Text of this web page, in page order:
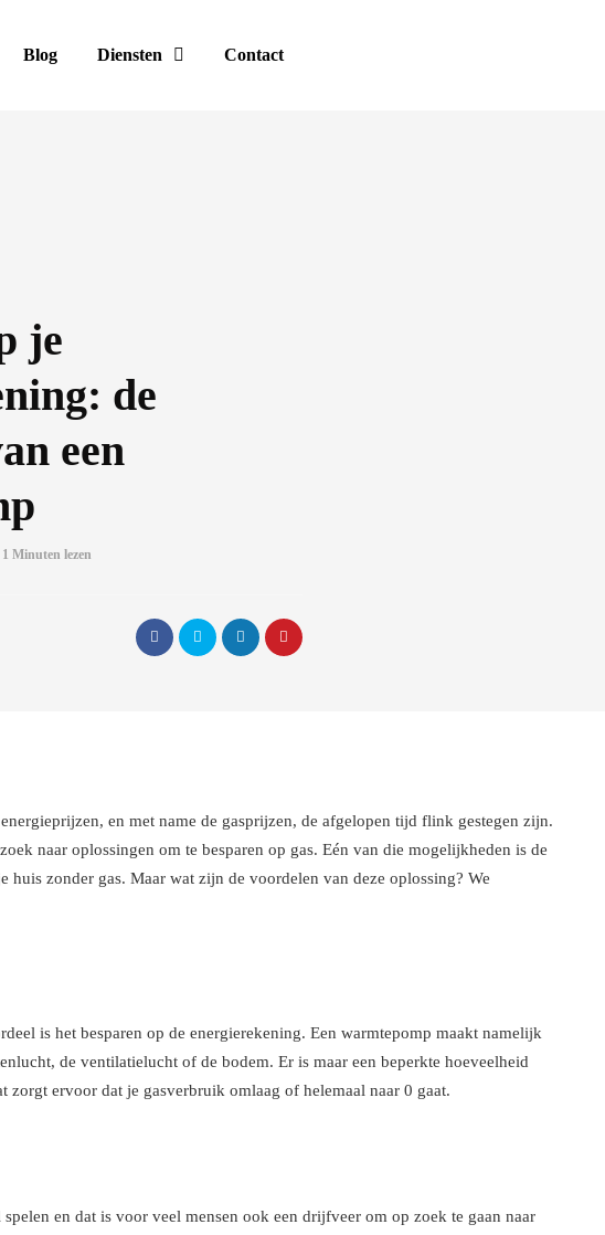
Blog Diensten Contact
je
de
een
1 Minuten lezen
en met name de gasprijzen, de afgelopen tijd flink gestegen zijn.
naar oplossingen om te besparen op gas. Eén van die mogelijkheden is de
huis zonder gas. Maar wat zijn de voordelen van deze oplossing? We
is het besparen op de energierekening. Een warmtepomp maakt namelijk
de ventilatielucht of de bodem. Er is maar een beperkte hoeveelheid
zorgt ervoor dat je gasverbruik omlaag of helemaal naar 0 gaat.
en dat is voor veel mensen ook een drijfveer om op zoek te gaan naar